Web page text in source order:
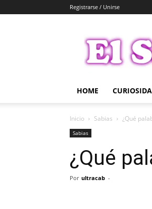
Registrarse / Unirse
HOME
Inicio Sabias ¿Qué
Sabias
¿Qué
Por ultracab -